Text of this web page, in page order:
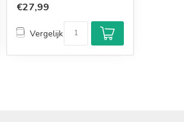
€27,99
Vergelijk